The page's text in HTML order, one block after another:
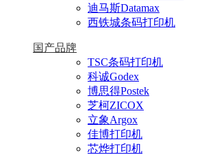
迪马斯Datamax
西铁城条码打印机
国产品牌
TSC条码打印机
科诚Godex
博思得Postek
芝柯ZICOX
立象Argox
佳博打印机
芯烨打印机